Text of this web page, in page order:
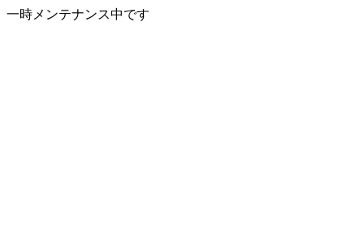
一時メンテナンス中です